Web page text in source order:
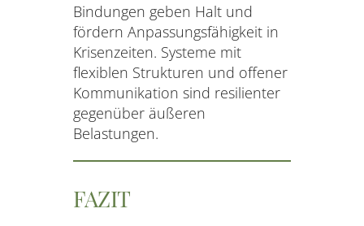
Bindungen geben Halt und
fördern Anpassungsfähigkeit in
Krisenzeiten. Systeme mit
flexiblen Strukturen und offener
Kommunikation sind resilienter
gegenüber äußeren
Belastungen.
FAZIT